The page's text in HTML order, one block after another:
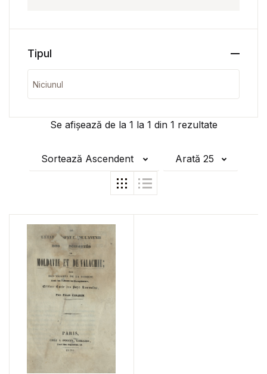
Se afișează de la 1 la 1 din 1 rezultate
Sortează Ascendent Arată 25
Tipul